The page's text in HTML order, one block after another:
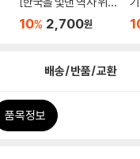
들]...
10% 2,700원
배송/반품/교환
품목정보